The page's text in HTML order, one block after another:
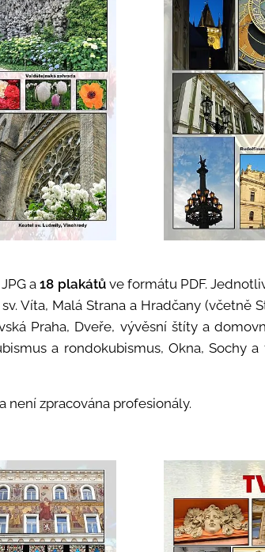
a18 plakátů ve formátu PDF.
Víta, Malá Strana a Hradčany (včetně
Praha, Dveře, vývěsní štíty a
a rondokubismus, Okna, Sochy
není zpracována profesionály.